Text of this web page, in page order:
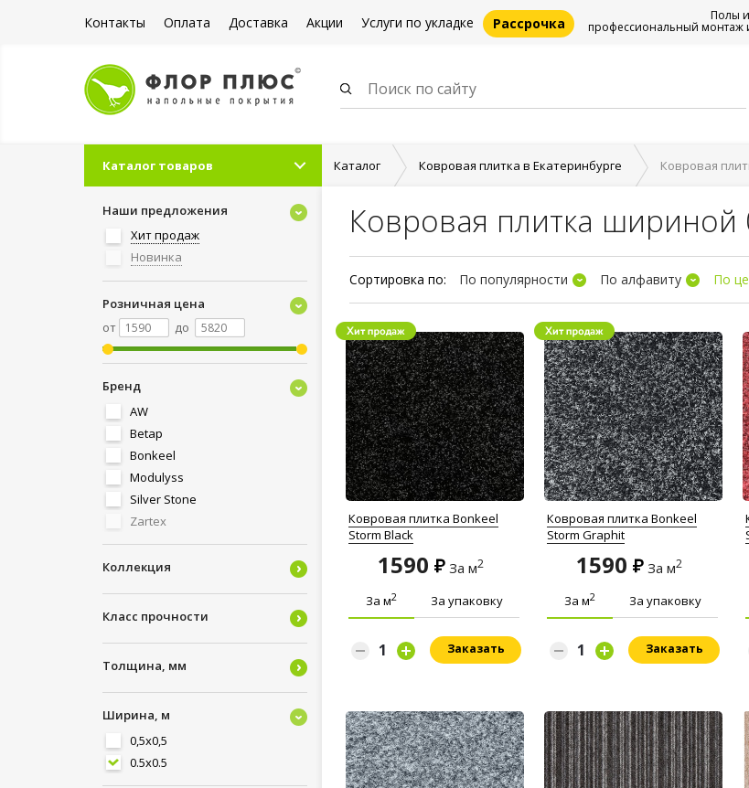
Контакты Оплата Доставка Акции Услуги по укладке Рассрочка Полы
профессиональный монтаж
Каталог товаров Каталог Ковровая плитка в Екатеринбурге Ковровая
Наши предложения
Хит продаж
Новинка
Розничная цена
от
до
Бренд
AW
Betap
Bonkeel
Modulyss
Silver Stone
Zartex
Коллекция
Класс прочности
Толщина, мм
Ширина, м
0,5x0,5
0.5x0.5
Ковровая плитка шириной
Сортировка по: По популярности По алфавиту По
Ковровая плитка Bonkeel
Storm Black
1590 За м2
За м2 За упаковку
Заказать
Ковровая плитка Bonkeel
Storm Graphit
1590 За м2
За м2 За упаковку
Заказать